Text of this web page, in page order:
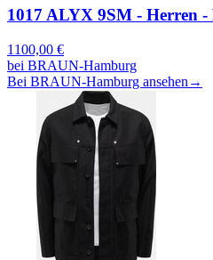
1017 ALYX 9SM - Herren -
1100,00 €
bei BRAUN-Hamburg
Bei BRAUN-Hamburg ansehen →